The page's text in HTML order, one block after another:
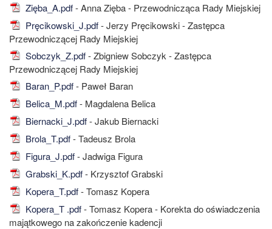
Zięba_A.pdf- Anna Zięba - Przewodnicząca Rady Miejskiej
Pręcikowski_J.pdf- Jerzy Pręcikowski - Zastępca
Przewodniczącej Rady Miejskiej
Sobczyk_Z.pdf- Zbigniew Sobczyk - Zastępca
Przewodniczącej Rady Miejskiej
Baran_P.pdf- Paweł Baran
Belica_M.pdf- Magdalena Belica
Biernacki_J.pdf- Jakub Biernacki
Brola_T.pdf- Tadeusz Brola
Figura_J.pdf- Jadwiga Figura
Grabski_K.pdf- Krzysztof Grabski
Kopera_T.pdf- Tomasz Kopera
Kopera_T .pdf- Tomasz Kopera - Korekta do oświadczenia
majątkowego na zakończenie kadencji